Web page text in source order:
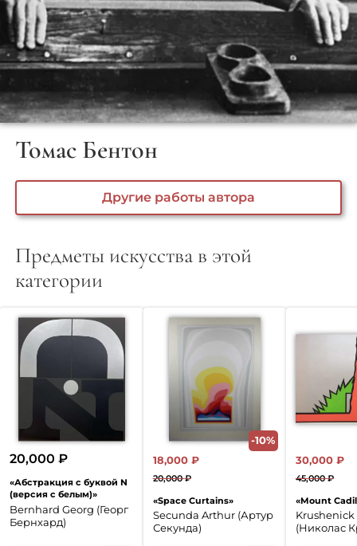
Томас Бентон
Другие работы автора
Предметы искусства в этой
категории
«Абстракция с буквой N
(версия с белым)»
Bernhard Georg (Георг
Бернхард)
20,000₽
-10%
«Space Curtains»
Secunda Arthur (Артур
Секунда)
20,000₽
Первоначальная
цена
составляла
18,000 ₽
Текущая
цена:
18,000 ₽.
«Mount
Krushenick
(Николас
45,000₽
цена
30,000 ₽
цена: